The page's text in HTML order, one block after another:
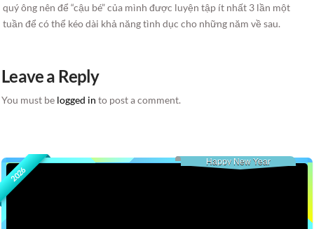
quý ông nên để “cậu bé” của mình được luyện tập ít nhất 3 lần một
tuần để có thể kéo dài khả năng tình dục cho những năm về sau.
Leave a Reply
You must be logged in to post a comment.
2026
Happy New Year